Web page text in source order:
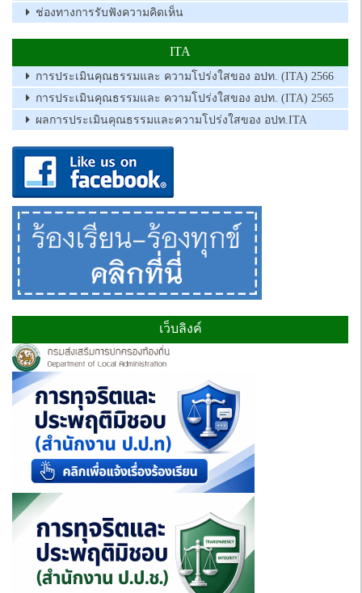
ช่องทางการรับฟังความคิดเห็น
ITA
การประเมินคุณธรรมและ ความโปร่งใสของ อปท. (ITA) 2566
การประเมินคุณธรรมและ ความโปร่งใสของ อปท. (ITA) 2565
ผลการประเมินคุณธรรมและความโปร่งใสของ อปท.ITA
เว็บลิงค์